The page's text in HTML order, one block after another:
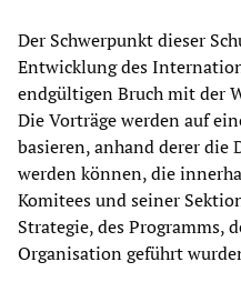
Der Schwerpunkt dieser
Entwicklung des
endgültigen Bruch mit der
Die Vorträge werden auf
basieren, anhand derer die
werden können, die
Komitees und seiner
Strategie, des Programms,
Organisation geführt